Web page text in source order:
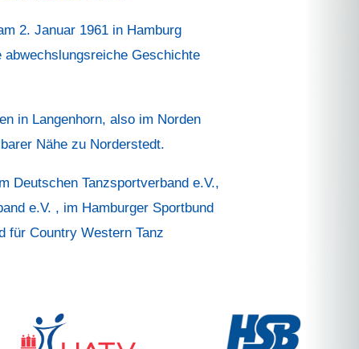
2. Januar 1961 in Hamburg
Geschichte
in Langenhorn, also im Norden
Nähe zu Norderstedt.
Deutschen Tanzsportverband e.V.,
e.V. , im Hamburger Sportbund
für Country Western Tanz